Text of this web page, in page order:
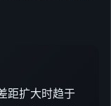
距扩大时趋于